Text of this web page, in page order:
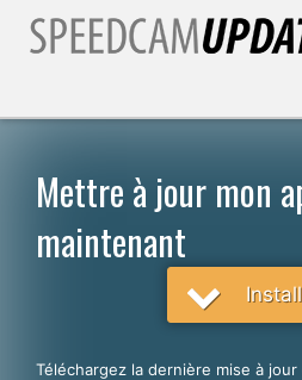
CHOISISSEZ VOTRE LANGUE
Mettre à jour mon
maintenant
Téléchargez la dernière mise à